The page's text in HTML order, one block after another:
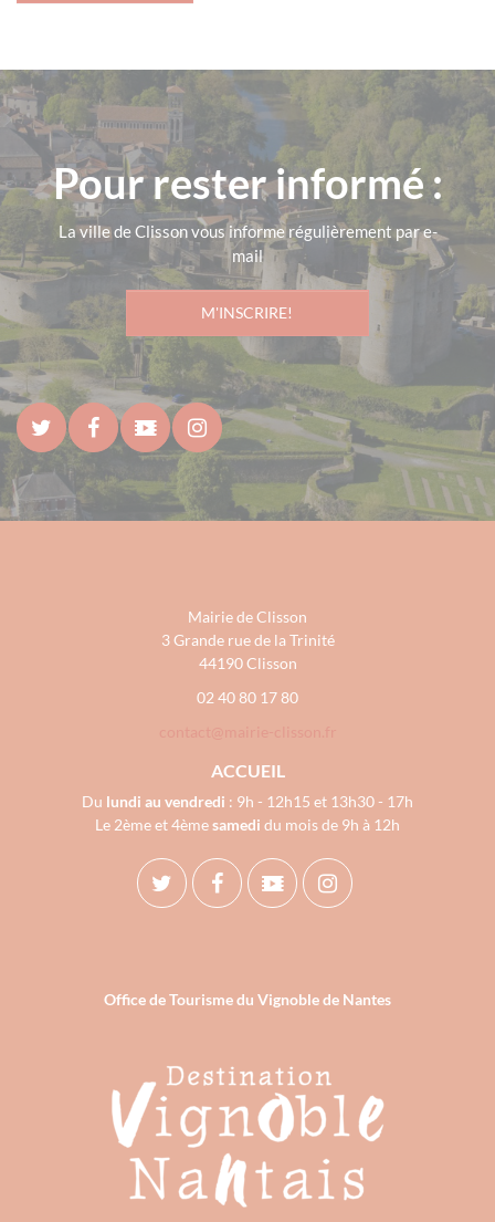
Pour rester informé :
La ville de Clisson vous informe régulièrement par e-
mail
M'INSCRIRE!
Mairie de Clisson
3 Grande rue de la Trinité
44190 Clisson
02 40 80 17 80
ACCUEIL
Du lundi au vendredi : 9h - 12h15 et 13h30 - 17h
Le 2ème et 4èmesamedi du mois de 9h à 12h
Office de Tourisme du Vignoble de Nantes